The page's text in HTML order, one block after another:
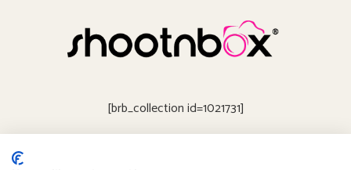
[brb_collection id=1021731]